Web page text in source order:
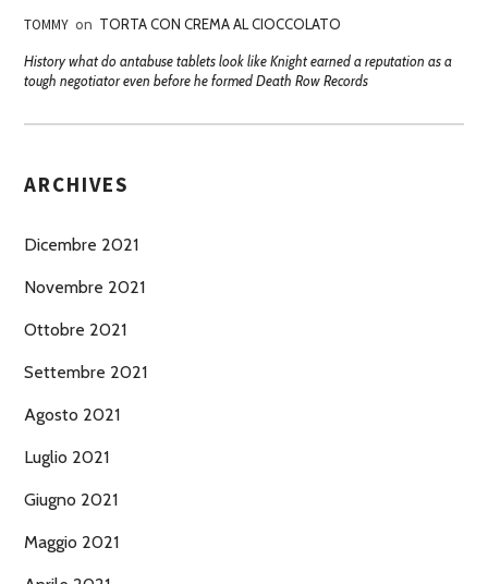
TOMMY on TORTA CON CREMA AL CIOCCOLATO
History what do antabuse tablets look like Knight earned a reputation as a
tough negotiator even before he formed Death Row Records
ARCHIVES
Dicembre 2021
Novembre 2021
Ottobre 2021
Settembre 2021
Agosto 2021
Luglio 2021
Giugno 2021
Maggio 2021